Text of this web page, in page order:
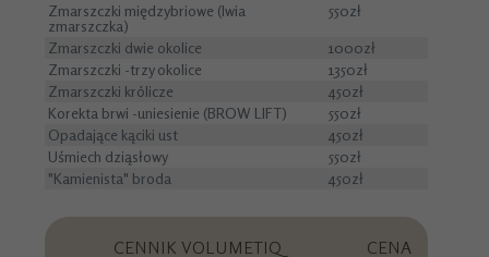
Zmarszczki międzybriowe (lwia
zmarszczka)
550zł
Zmarszczki dwie okolice
1000zł
Zmarszczki -trzy okolice
1350zł
Zmarszczki królicze
450zł
Korekta brwi -uniesienie (BROW LIFT)
550zł
Opadające kąciki ust
450zł
Uśmiech dziąsłowy
550zł
"Kamienista" broda
450zł
CENNIK VOLUMETIQ CENA